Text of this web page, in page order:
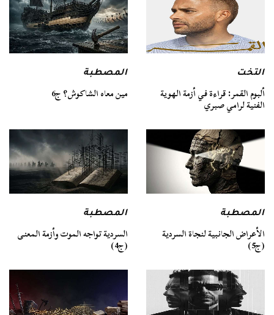
التخت
ألبوم القمر: قراءة في أزمة الهوية
الفنية لرامي صبري
المصطبة
مين معاه الشاكوش؟ ج6
المصطبة
الأعراض الجانبية لنجاة السردية
(ج5)
المصطبة
السردية تواجه الموت وأزمة المعنى
(ج4)